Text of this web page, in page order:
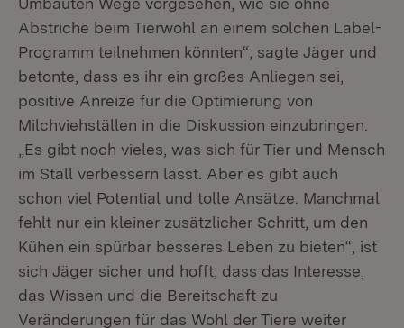
Abstriche beim Tierwohl an einem solchen Label-
Programm teilnehmen könnten“, sagte Jäger und
betonte, dass es ihr ein großes Anliegen sei,
positive Anreize für die Optimierung von
Milchviehställen in die Diskussion einzubringen.
„Es gibt noch vieles, was sich für Tier und Mensch
im Stall verbessern lässt. Aber es gibt auch
schon viel Potential und tolle Ansätze. Manchmal
fehlt nur ein kleiner zusätzlicher Schritt, um den
Kühen ein spürbar besseres Leben zu bieten“, ist
sich Jäger sicher und hofft, dass das Interesse,
das Wissen und die Bereitschaft zu
Veränderungen für das Wohl der Tiere weiter